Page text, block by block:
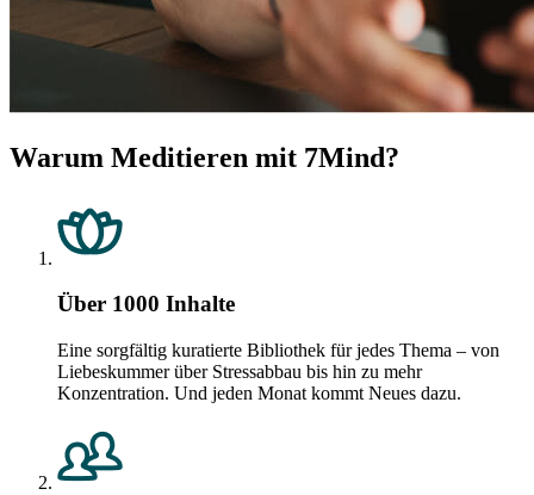
Warum Meditieren mit 7Mind?
Über 1000 Inhalte
Eine sorgfältig kuratierte Bibliothek für jedes Thema – von
Liebeskummer über Stressabbau bis hin zu mehr
Konzentration. Und jeden Monat kommt Neues dazu.